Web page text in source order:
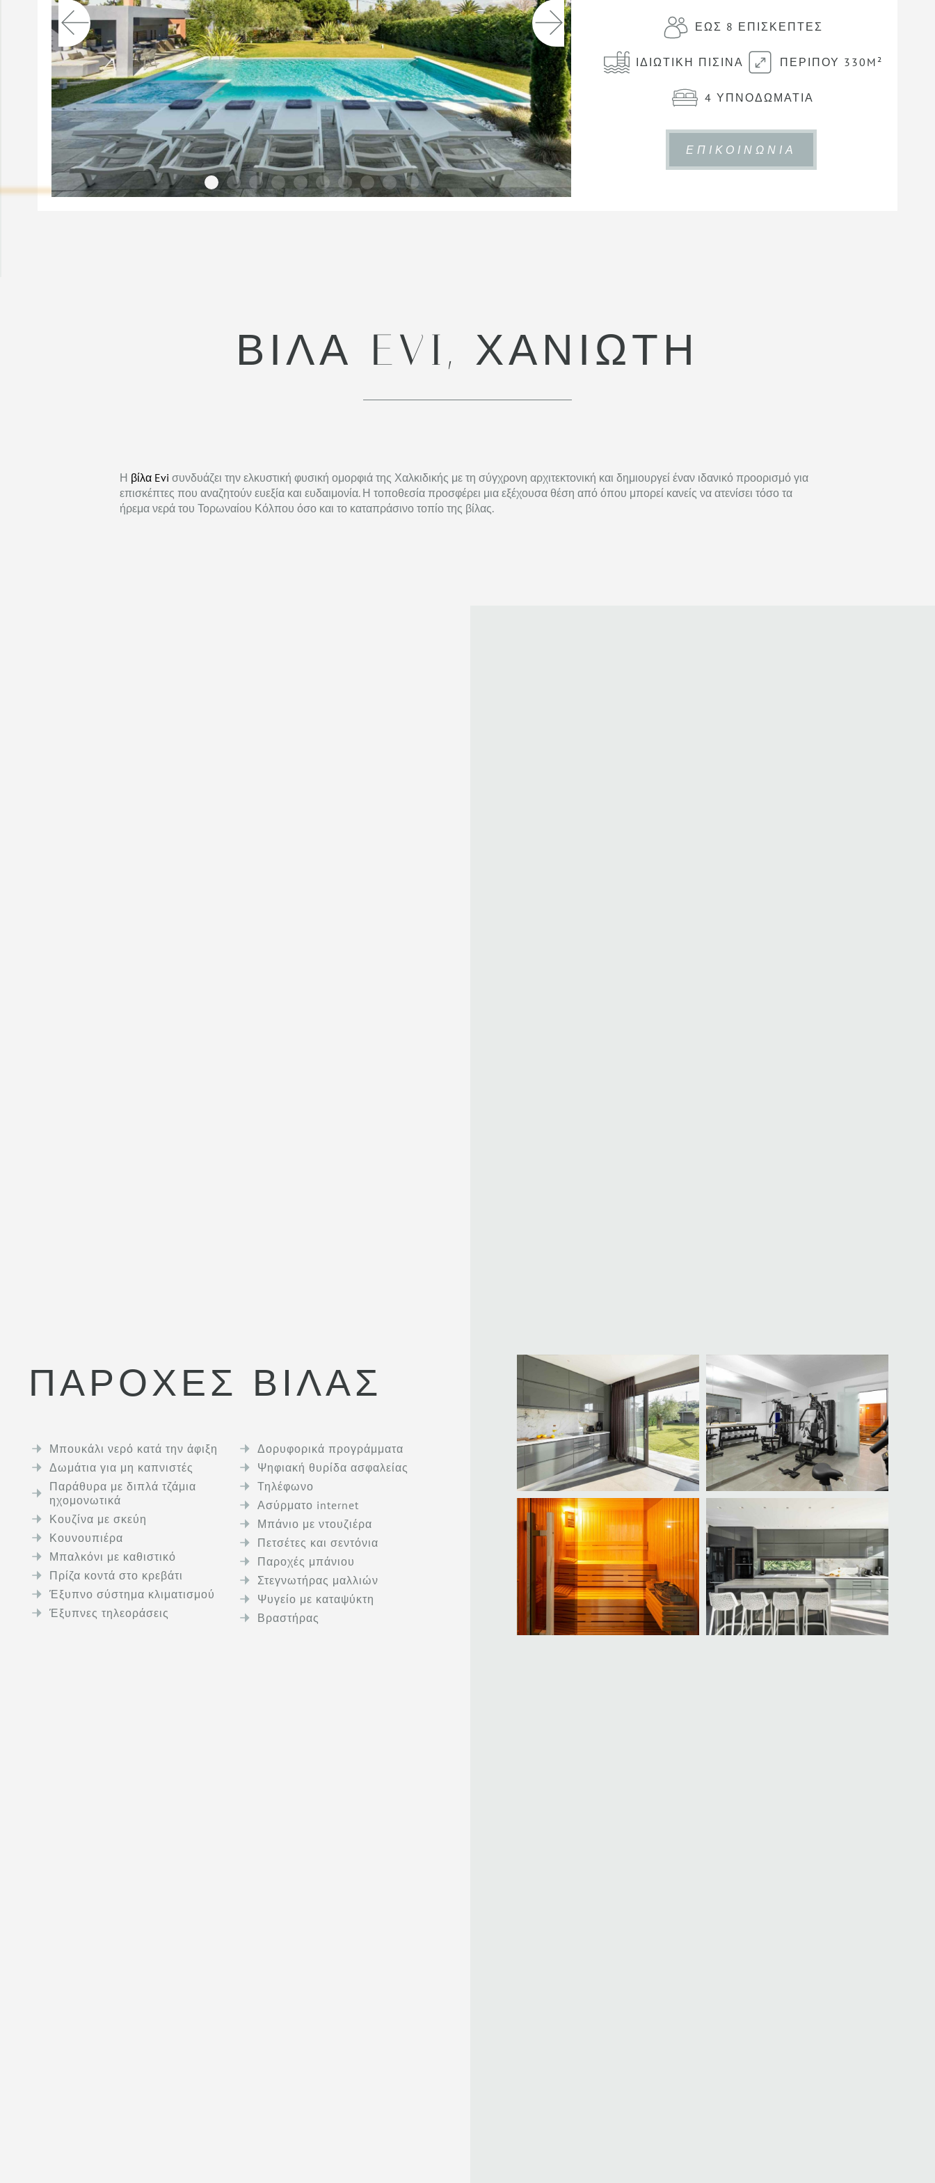
ΈΩΣ 8 ΕΠΙΣΚΈΠΤΕΣ
ΙΔΙΩΤΙΚΉ ΠΙΣΊΝΑ ΠΕΡΊΠΟΥ 330M²
4 ΥΠΝΟΔΩΜΆΤΙΑ
ΕΠΙΚΟΙΝΩΝΙΑ
ΒΊΛΑ EVI, ΧΑΝΙΏΤΗ
Η βίλα Evi συνδυάζει την ελκυστική φυσική ομορφιά της Χαλκιδικής με τη σύγχρονη αρχιτεκτονική και δημιουργεί έναν ιδανικό προορισμό για
επισκέπτες που αναζητούν ευεξία και ευδαιμονία. Η τοποθεσία προσφέρει μια εξέχουσα θέση από όπου μπορεί κανείς να ατενίσει τόσο τα
ήρεμα νερά του Τορωναίου Κόλπου όσο και το καταπράσινο τοπίο της βίλας.
ΠΑΡΟΧΈΣ ΒΊΛΑΣ
Μπουκάλι νερό κατά την άφιξη
Δωμάτια για μη καπνιστές
Παράθυρα με διπλά τζάμια
ηχομονωτικά
Κουζίνα με σκεύη
Κουνουπιέρα
Μπαλκόνι με καθιστικό
Πρίζα κοντά στο κρεβάτι
Έξυπνο σύστημα κλιματισμού
Έξυπνες τηλεοράσεις
Δορυφορικά προγράμματα
Ψηφιακή θυρίδα ασφαλείας
Τηλέφωνο
Ασύρματο internet
Μπάνιο με ντουζιέρα
Πετσέτες και σεντόνια
Παροχές μπάνιου
Στεγνωτήρας μαλλιών
Ψυγείο με καταψύκτη
Βραστήρας